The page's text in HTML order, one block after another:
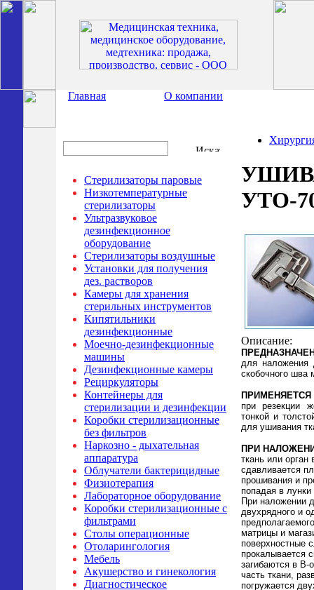
Главная О компании
Стерилизаторы паровые
Низкотемпературные
стерилизаторы
Ультразвуковое
дезинфекционное
оборудование
Стерилизаторы воздушные
Установки для получения
дез. растворов
Камеры для хранения
стерильных инструментов
Кипятильники
дезинфекционные
Моечно-дезинфекционные
машины
Дезинфекционные камеры
Рециркуляторы
Контейнеры для
стерилизации и дезинфекции
Коробки стерилизационные
без фильтров
Наркозно - дыхательная
аппаратура
Облучатели бактерицидные
Физиотерапия
Лабораторное оборудование
Коробки стерилизационные с
фильтрами
Столы операционные
Отоларингология
Мебель
Акушерство и гинекология
Диагностическое
УТО-
Описание:
для наложения
скобочного шва
ПРИМЕНЯЕТСЯ
при резекции
тонкой и
для ушивания
ПРИ
ткань или
сдавливается
прошивания и
попадая в
При наложении
двухрядного и
матрицы и
поверхностные
прокалывается
загибаются в В-
часть ткани,
погружается